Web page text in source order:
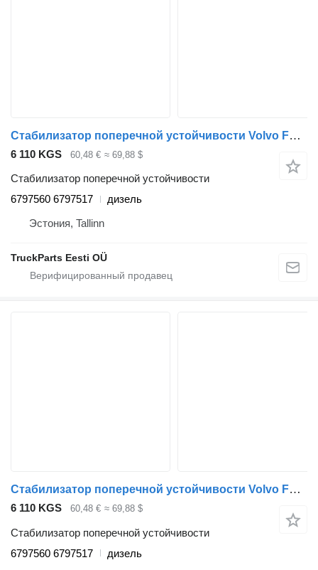
Стабилизатор поперечной устойчивости Volvo FL (01.00-) 6797560 6797517 для тягача Volvo FL, FL6, FL7, FL10, FL12, FS718 (1985-2005)
6 110 KGS 60,48 € ≈ 69,88 $
Стабилизатор поперечной устойчивости
6797560 6797517
дизель
Эстония, Tallinn
TruckParts Eesti OÜ
Стабилизатор поперечной устойчивости Volvo FL (01.00-) 6797560 6797517 для тягача Volvo FL, FL6, FL7, FL10, FL12, FS718 (1985-2005)
6 110 KGS 60,48 € ≈ 69,88 $
Стабилизатор поперечной устойчивости
6797560 6797517
дизель